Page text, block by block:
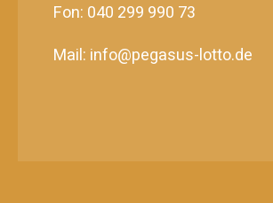
Fon: 040 299 990 73
Mail: info@pegasus-lotto.de